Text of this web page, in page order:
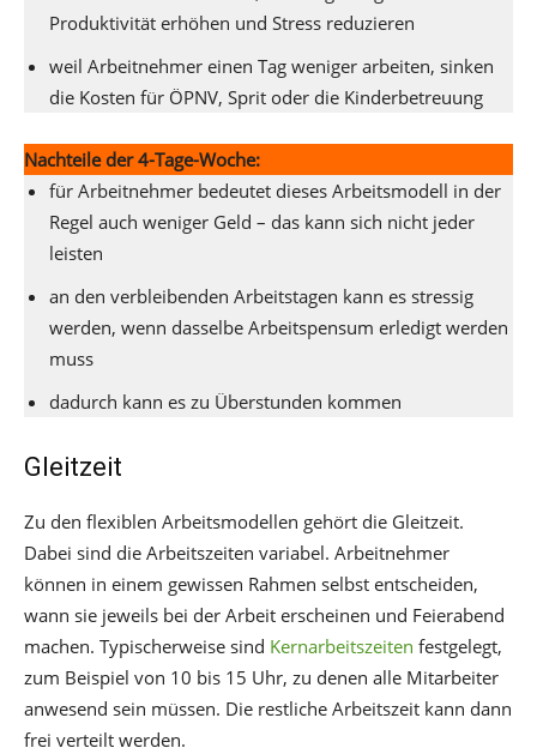
Produktivität erhöhen und Stress reduzieren
weil Arbeitnehmer einen Tag weniger arbeiten, sinken
die Kosten für ÖPNV, Sprit oder die Kinderbetreuung
Nachteile der 4-Tage-Woche:
für Arbeitnehmer bedeutet dieses Arbeitsmodell in der
Regel auch weniger Geld – das kann sich nicht jeder
leisten
an den verbleibenden Arbeitstagen kann es stressig
werden, wenn dasselbe Arbeitspensum erledigt werden
muss
dadurch kann es zu Überstunden kommen
Gleitzeit
Zu den flexiblen Arbeitsmodellen gehört die Gleitzeit.
Dabei sind die Arbeitszeiten variabel. Arbeitnehmer
können in einem gewissen Rahmen selbst entscheiden,
wann sie jeweils bei der Arbeit erscheinen und Feierabend
machen. Typischerweise sind Kernarbeitszeiten festgelegt,
zum Beispiel von 10 bis 15 Uhr, zu denen alle Mitarbeiter
anwesend sein müssen. Die restliche Arbeitszeit kann dann
frei verteilt werden.